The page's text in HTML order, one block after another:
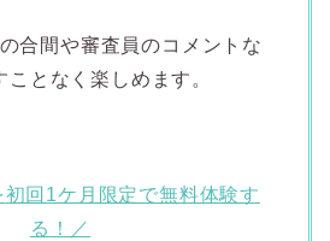
合間や審査員のコメントな
ことなく楽しめます。
初回1ケ月限定で無料体験す
る ！／